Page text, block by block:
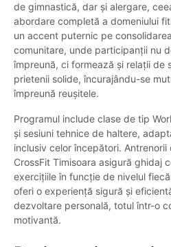
de gimnastică, dar și alergare,
abordare completă a domeniului
un accent puternic pe
comunitare, unde participanții nu
împreună, ci formează și relații de
prietenii solide, încurajându-se
împreună reușitele.
Programul include clase de tip
și sesiuni tehnice de haltere,
inclusiv celor începători.
CrossFit Timisoara asigură ghidaj
exercițiile în funcție de nivelul
oferi o experiență sigură și
dezvoltare personală, totul într-o
motivantă.